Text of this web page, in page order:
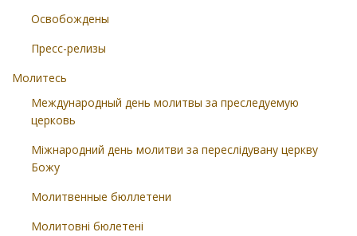
Освобождены
Пресс-релизы
Молитесь
Международный день молитвы за преследуемую
церковь
Міжнародний день молитви за переслідувану церкву
Божу
Молитвенные бюллетени
Молитовні бюлетені